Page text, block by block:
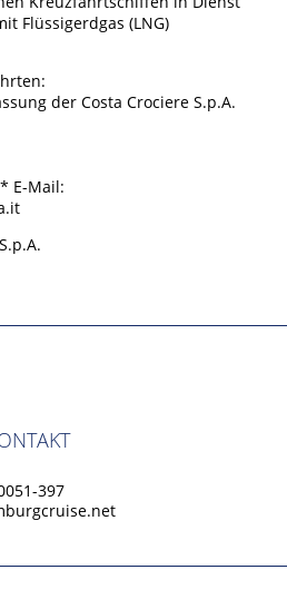
Flüssigerdgas (LNG)
der Costa Crociere S.p.A.
E-Mail:
397